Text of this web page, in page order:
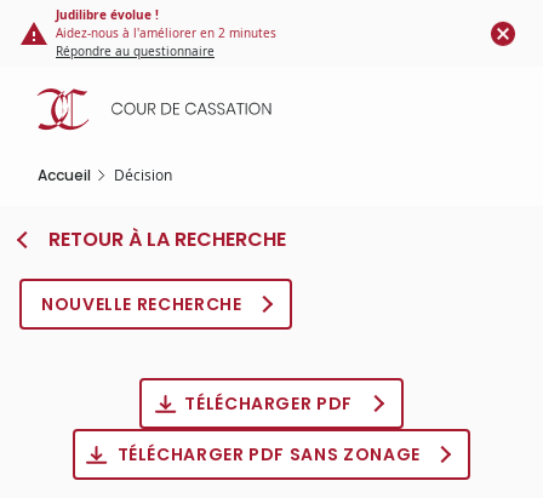
Panneau de gestion des cookies
contenu
principal
Judilibre évolue !
Aidez-nous à l'améliorer en 2 minutes
Répondre au questionnaire
Accueil Décision
RETOUR À LA RECHERCHE
NOUVELLE RECHERCHE
TÉLÉCHARGER PDF
TÉLÉCHARGER PDF SANS ZONAGE